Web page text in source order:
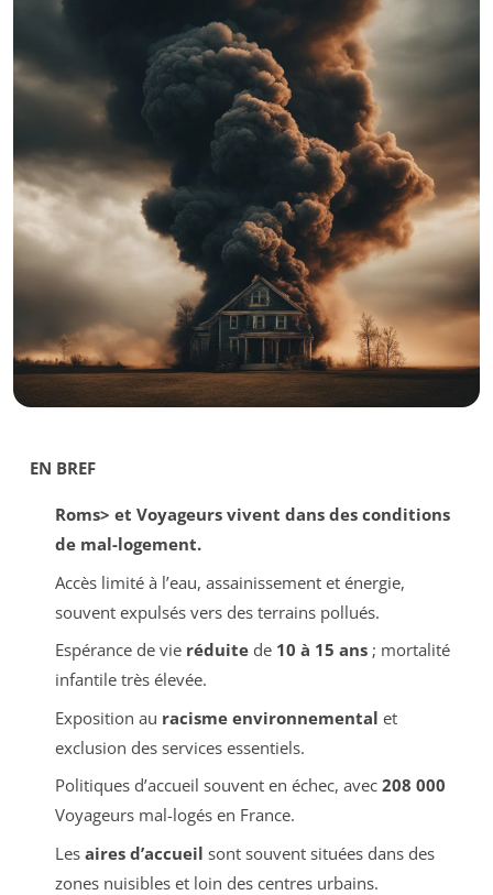
EN BREF
Roms> et Voyageursvivent dans des conditions
de mal-logement.
Accès limité à l’eau, assainissement et énergie,
souvent expulsés vers des terrains pollués.
Espérance de vie réduitede 10 à 15 ans; mortalité
infantile très élevée.
Exposition au racisme environnemental et
exclusion des services essentiels.
Politiques d’accueil souvent en échec, avec 208 000
Voyageurs mal-logés en France.
Les aires d’accueil sont souvent situées dans des
zones nuisibles et loin des centres urbains.